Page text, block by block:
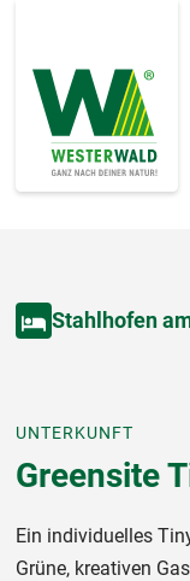
Stahlhofen
UNTERKUNFT
Greensite
Ein individuelles
Grüne, kreativen